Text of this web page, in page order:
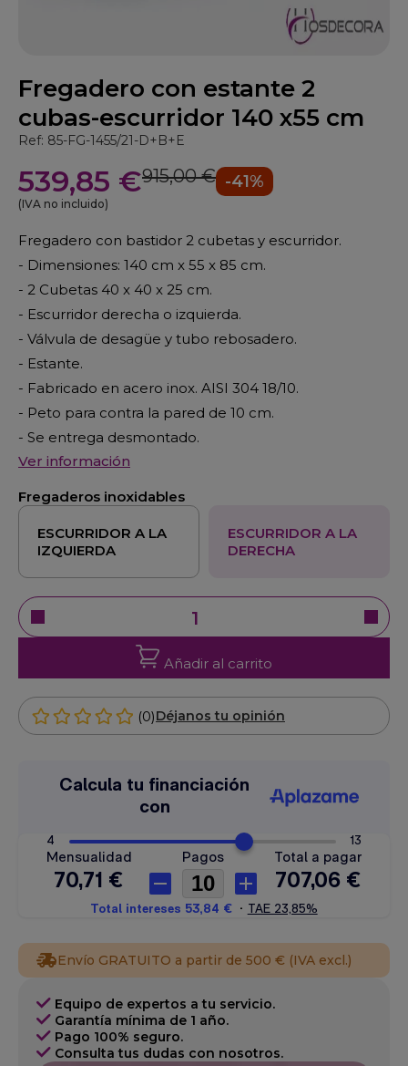
Fregadero con estante 2
cubas-escurridor 140 x55 cm
Ref: 85-FG-1455/21-D+B+E
539,85 €915,00 € -41%
(IVA no incluido)
Fregadero con bastidor 2 cubetas y escurridor.
- Dimensiones: 140 cm x 55 x 85 cm.
- 2 Cubetas 40 x 40 x 25 cm.
- Escurridor derecha o izquierda.
- Válvula de desagüe y tubo rebosadero.
- Estante.
- Fabricado en acero inox. AISI 304 18/10.
- Peto para contra la pared de 10 cm.
- Se entrega desmontado.
Ver información
Fregaderos inoxidables
ESCURRIDOR A LA
IZQUIERDA
ESCURRIDOR A LA
DERECHA
Añadir al carrito
(0)Déjanos tu opinión
Envío GRATUITO a partir de 500 € (IVA excl.)
Equipo de expertos a tu servicio.
Garantía mínima de 1 año.
Pago 100% seguro.
Consulta tus dudas con nosotros.